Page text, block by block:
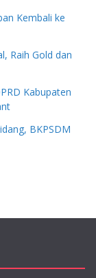
Kembali ke
Raih Gold dan
Kabupaten
BKPSDM